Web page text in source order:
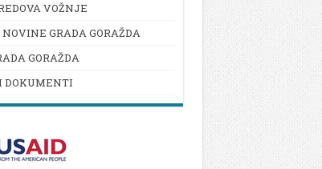
VOŽNJE
GRADA GORAŽDA
GORAŽDA
DOKUMENTI